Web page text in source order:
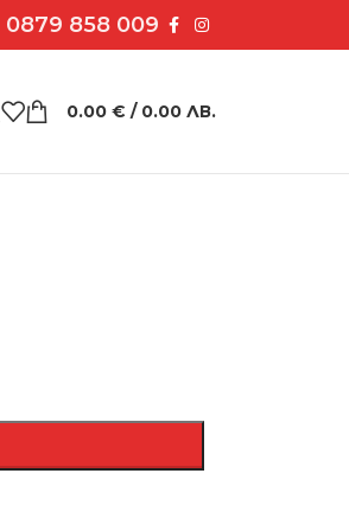
0879 858 009
0.00 € / 0.00 ЛВ.